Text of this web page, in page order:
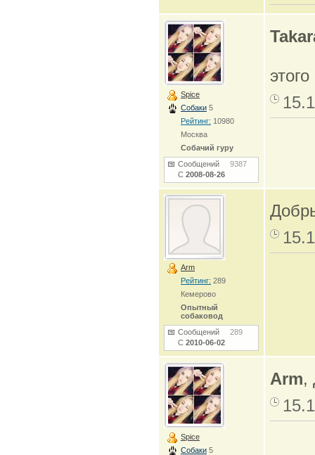
Spice
Собаки 5
Рейтинг: 10980
Москва
Собачий гуру
Сообщений 9387
С 2008-08-26
Arm
Рейтинг: 289
Кемерово
Опытный
собаковод
Сообщений 289
С 2010-06-02
Spice
Собаки 5
Arm,